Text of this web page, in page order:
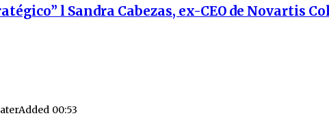
l Sandra Cabezas, ex-CEO de Novartis
Added 00:53